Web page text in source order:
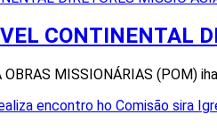
CONTINENTAL
MISSIONÁRIAS (POM)